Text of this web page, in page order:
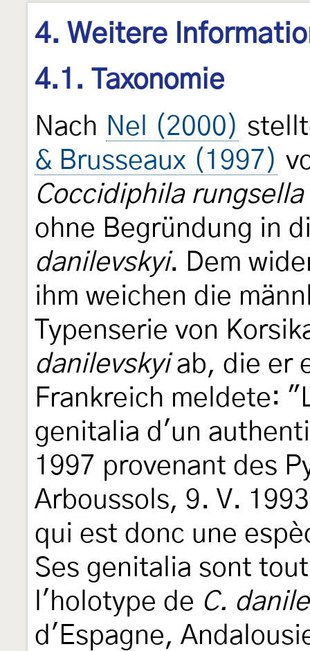
4. Weitere
4.1. Taxonomie
Nach Nel (2000)
& Brusseaux (1997)
Coccidiphila rungsella
ohne Begründung in
danilevskyi. Dem
ihm weichen die
Typenserie von
danilevskyiab, die er
Frankreich meldete:
genitalia d'un
1997 provenant des
Arboussols, 9. V.
qui est donc une
Ses genitalia sont
l'holotype de C.
d'Espagne,